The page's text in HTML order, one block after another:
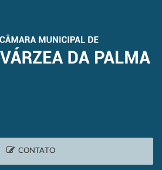
CONTATO